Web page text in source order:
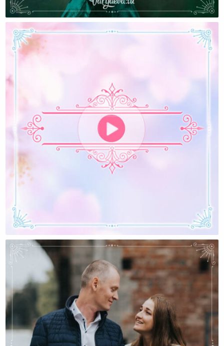
Как Мы Стали Издательством
Интервью С Владимиром Ждановым (Алексей
Валяев Для Valyaeva.ru И Valyaev.ru)